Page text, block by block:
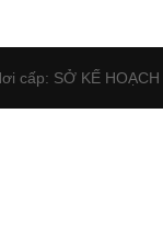
cấp: SỞ KẾ